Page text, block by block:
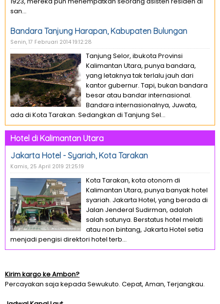
san...
Bandara Tanjung Harapan, Kabupaten Bulungan
Senin, 17 Februari 2014 19:12:28
Tanjung Selor, ibukota Provinsi
Kalimantan Utara, punya bandara,
yang letaknya tak terlalu jauh dari
kantor gubernur. Tapi, bukan bandara
besar atau bandar internasional.
Bandara internasionalnya, Juwata,
ada di Kota Tarakan. Sedangkan di Tanjung Sel...
Hotel di Kalimantan Utara
Jakarta Hotel - Syariah, Kota Tarakan
Kamis, 25 April 2019 21:25:19
Kota Tarakan, kota otonom di
Kalimantan Utara, punya banyak hotel
syariah. Jakarta Hotel, yang berada di
Jalan Jenderal Sudirman, adalah
salah satunya. Berstatus hotel melati
atau non bintang, Jakarta Hotel setia
menjadi pengisi direktori hotel terb...
Kirim kargo ke Ambon?
Percayakan saja kepada Sewukuto. Cepat, Aman, Terjangkau.